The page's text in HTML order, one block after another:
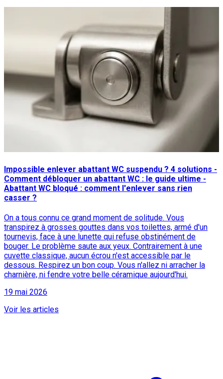
Impossible enlever abattant WC suspendu ? 4 solutions -
Comment débloquer un abattant WC : le guide ultime -
Abattant WC bloqué : comment l'enlever sans rien
casser ?
On a tous connu ce grand moment de solitude. Vous
transpirez à grosses gouttes dans vos toilettes, armé d'un
tournevis, face à une lunette qui refuse obstinément de
bouger. Le problème saute aux yeux. Contrairement à une
cuvette classique, aucun écrou n'est accessible par le
dessous. Respirez un bon coup. Vous n'allez ni arracher la
charnière, ni fendre votre belle céramique aujourd'hui.
19 mai 2026
Voir les articles